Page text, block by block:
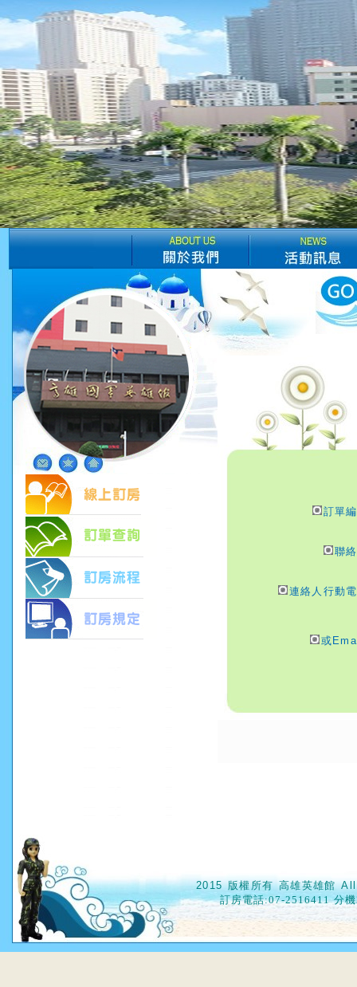
訂單
聯
連絡人行動
或
2015 版權所有 高雄英雄館
訂房電話:07-2516411 分